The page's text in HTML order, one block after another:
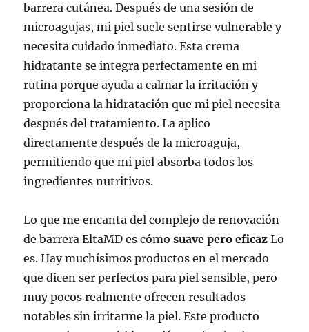
barrera cutánea. Después de una sesión de
microagujas, mi piel suele sentirse vulnerable y
necesita cuidado inmediato. Esta crema
hidratante se integra perfectamente en mi
rutina porque ayuda a calmar la irritación y
proporciona la hidratación que mi piel necesita
después del tratamiento. La aplico
directamente después de la microaguja,
permitiendo que mi piel absorba todos los
ingredientes nutritivos.
Lo que me encanta del complejo de renovación
de barrera EltaMD es cómosuave pero eficaz Lo
es. Hay muchísimos productos en el mercado
que dicen ser perfectos para piel sensible, pero
muy pocos realmente ofrecen resultados
notables sin irritarme la piel. Este producto